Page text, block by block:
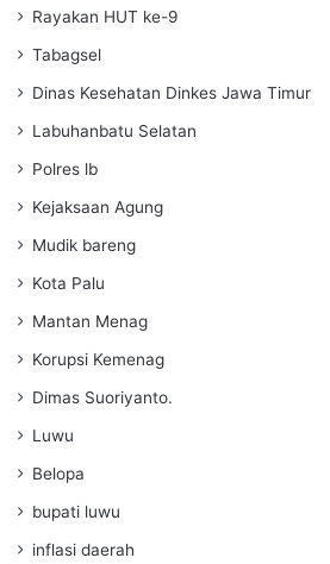
Rayakan HUT ke-9
Tabagsel
Dinas Kesehatan Dinkes Jawa Timur
Labuhanbatu Selatan
Polres lb
Kejaksaan Agung
Mudik bareng
Kota Palu
Mantan Menag
Korupsi Kemenag
Dimas Suoriyanto.
Luwu
Belopa
bupati luwu
inflasi daerah